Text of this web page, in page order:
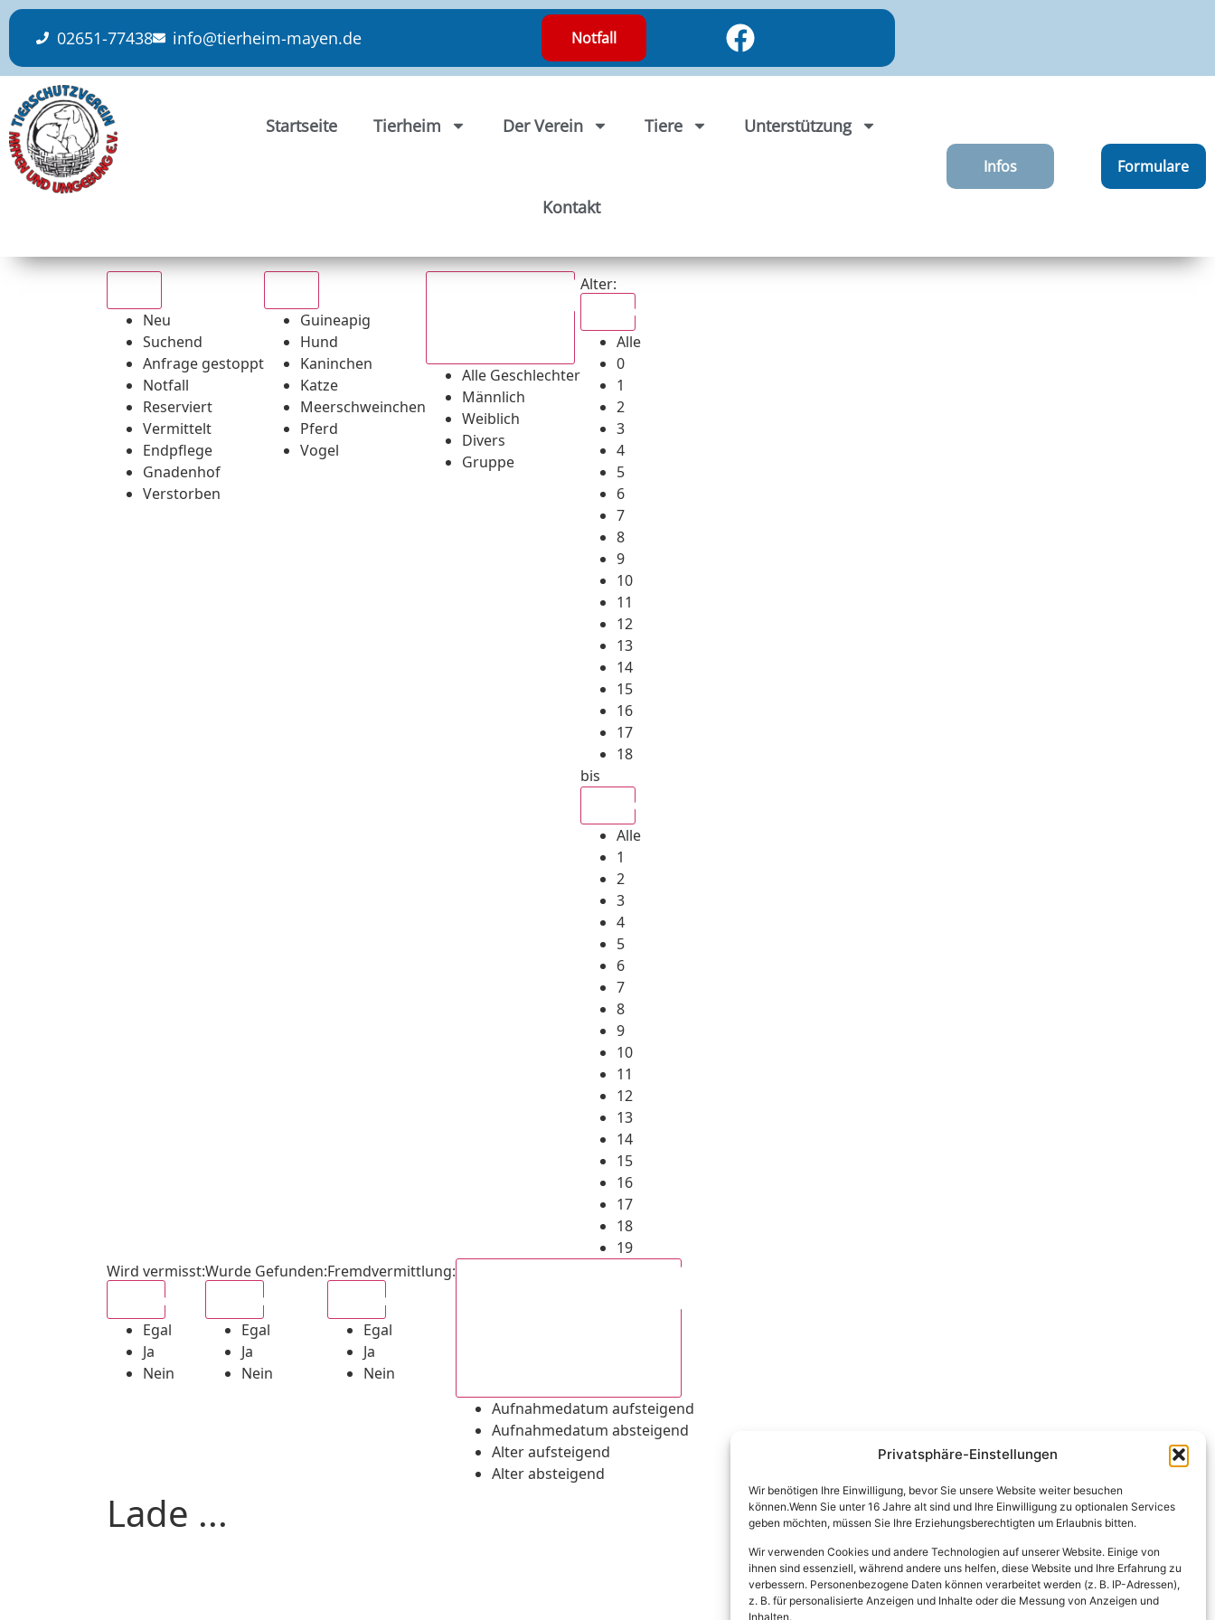
Privatsphäre-Einstellungen
Wir benötigen Ihre Einwilligung, bevor Sie unsere Website weiter besuchen
können.Wenn Sie unter 16 Jahre alt sind und Ihre Einwilligung zu optionalen Services
geben möchten, müssen Sie Ihre Erziehungsberechtigten um Erlaubnis bitten.
Wir verwenden Cookies und andere Technologien auf unserer Website. Einige von
ihnen sind essenziell, während andere uns helfen, diese Website und Ihre Erfahrung zu
verbessern. Personenbezogene Daten können verarbeitet werden (z. B. IP-Adressen),
z. B. für personalisierte Anzeigen und Inhalte oder die Messung von Anzeigen und
Inhalten.
content
02651-77438 info@tierheim-mayen.de Notfall
Startseite Tierheim Der Verein Tiere Unterstützung
Kontakt
Infos Formulare
Neu
Suchend
Anfrage gestoppt
Notfall
Reserviert
Vermittelt
Endpflege
Gnadenhof
Verstorben
Guineapig
Hund
Kaninchen
Katze
Meerschweinchen
Pferd
Vogel
Alle Geschlechter
Männlich
Weiblich
Divers
Gruppe
Alter:
Alle
0
1
2
3
4
5
6
7
8
9
10
11
12
13
14
15
16
17
18
bis
Alle
1
2
3
4
5
6
7
8
9
10
11
12
13
14
15
16
17
18
19
Wird vermisst:
Egal
Ja
Nein
Wurde Gefunden:
Egal
Ja
Nein
Fremdvermittlung:
Egal
Ja
Nein
Aufnahmedatum aufsteigend
Aufnahmedatum absteigend
Alter aufsteigend
Alter absteigend
Lade ...